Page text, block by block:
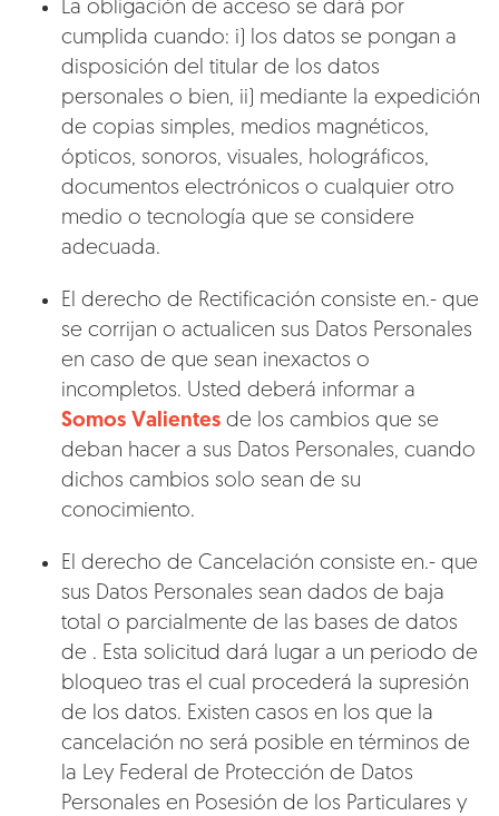
La obligación de acceso se dará por
cumplida cuando: i) los datos se pongan a
disposición del titular de los datos
personales o bien, ii) mediante la expedición
de copias simples, medios magnéticos,
ópticos, sonoros, visuales, holográficos,
documentos electrónicos o cualquier otro
medio o tecnología que se considere
adecuada.
El derecho de Rectificación consiste en.- que
se corrijan o actualicen sus Datos Personales
en caso de que sean inexactos o
incompletos. Usted deberá informar a
Somos Valientes de los cambios que se
deban hacer a sus Datos Personales, cuando
dichos cambios solo sean de su
conocimiento.
El derecho de Cancelación consiste en.- que
sus Datos Personales sean dados de baja
total o parcialmente de las bases de datos
de . Esta solicitud dará lugar a un periodo de
bloqueo tras el cual procederá la supresión
de los datos. Existen casos en los que la
cancelación no será posible en términos de
la Ley Federal de Protección de Datos
Personales en Posesión de los Particulares y